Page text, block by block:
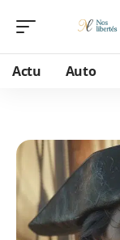
Actu Auto